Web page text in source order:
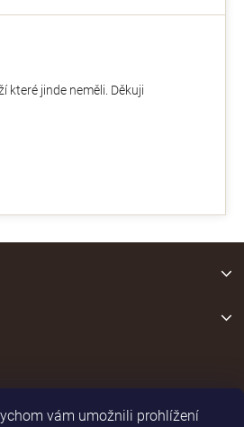
vám umožnili prohlížení
r
v
ý
5 hvězdiček.
které jinde neměli. Děkuji
5 hvězdiček.